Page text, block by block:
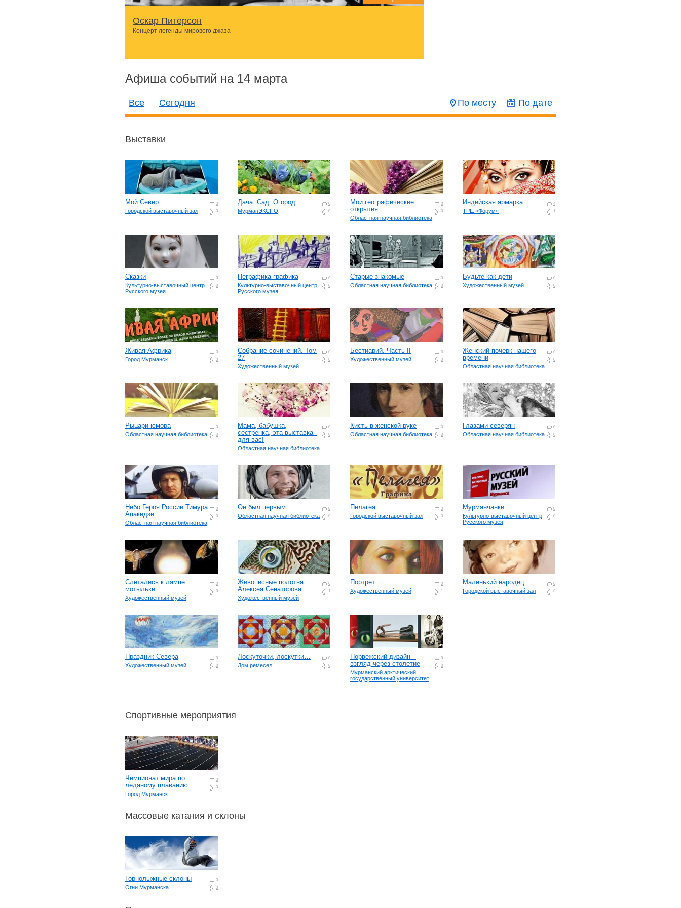
Оскар Питерсон
Концерт легенды мирового джаза
Афиша событий на 14 марта
Все Сегодня По месту По дате
Выставки
0
0
Мой Север
Городской выставочный зал
0
0
Дача. Сад. Огород.
МурманЭКСПО
0
0
Мои географические
открытия
Областная научная библиотека
4
1
Индийская ярмарка
ТРЦ «Форум»
0
0
Сказки
Культурно-выставочный центр
Русского музея
0
0
Неграфика-графика
Культурно-выставочный центр
Русского музея
0
0
Старые знакомые
Областная научная библиотека
0
0
Будьте как дети
Художественный музей
0
0
Живая Африка
Город Мурманск
0
0
Собрание сочинений. Том
27
Художественный музей
0
0
Бестиарий. Часть II
Художественный музей
0
0
Женский почерк нашего
времени
Областная научная библиотека
0
0
Рыцари юмора
Областная научная библиотека
0
0
Мама, бабушка,
сестренка, эта выставка -
для вас!
Областная научная библиотека
0
0
Кисть в женской руке
Областная научная библиотека
0
0
Глазами северян
Областная научная библиотека
0
0
Небо Героя России Тимура
Апакидзе
Областная научная библиотека
0
0
Он был первым
Областная научная библиотека
0
0
Пелагея
Городской выставочный зал
0
0
Мурманчанки
Культурно-выставочный центр
Русского музея
0
0
Слетались к лампе
мотыльки…
Художественный музей
0
1
Живописные полотна
Алексея Сенаторова
Художественный музей
0
1
Портрет
Художественный музей
0
0
Маленький народец
Городской выставочный зал
0
0
Праздник Севера
Художественный музей
0
0
Лоскуточки, лоскутки…
Дом ремесел
0
0
Норвежский дизайн –
взгляд через столетие
Мурманский арктический
государственный университет
Спортивные мероприятия
0
0
Чемпионат мира по
ледяному плаванию
Город Мурманск
Массовые катания и склоны
0
0
Горнолыжные склоны
Огни Мурманска